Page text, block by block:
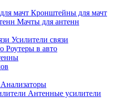
Кронштейны для мачт
Мачты для антенн
Усилители связи
Роутеры в авто
Анализаторы
Антенные усилители